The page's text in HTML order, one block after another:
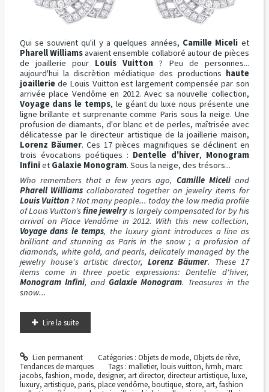
Qui se souvient qu'il y a quelques années, Camille Miceli et
Pharell Williamsavaient ensemble collaboré autour de pièces
de joaillerie pour Louis Vuitton? Peu de personnes...
aujourd'hui la discrètion médiatique des productions haute
joailleriede Louis Vuitton est largement compensée par son
arrivée place Vendôme en 2012. Avec sa nouvelle collection,
Voyage dans le temps, le géant du luxe nous présente une
ligne brillante et surprenante comme Paris sous la neige. Une
profusion de diamants, d'or blanc et de perles, maîtrisée avec
délicatesse par le directeur artistique de la joaillerie maison,
Lorenz Bäumer. Ces 17 pièces magnifiques se déclinent en
trois évocations poétiques : Dentelle d'hiver, Monogram
Infiniet Galaxie Monogram. Sous la neige, des trésors...
Who remembers that a few years ago, Camille Miceliand
Pharell Williams collaborated together on jewelry items for
Louis Vuitton? Not many people... today the low media profile
of Louis Vuitton’sfine jewelryis largely compensated for by his
arrival on Place Vendôme in 2012. With this new collection,
Voyage dans le temps, the luxury giant introduces a line as
brilliant and stunning as Paris in the snow ; a profusion of
diamonds, white gold, and pearls, delicately managed by the
jewelry house's artistic director, Lorenz Bäumer. These 17
items come in three poetic expressions: Dentelle d'hiver,
Monogram Infini, andGalaxie Monogram. Treasures in the
snow...
Lire la suite
Lien permanent Catégories : Objets de mode, Objets de rêve,
Tendances de marques
Tags :malletier,louis vuitton,lvmh,marc
jacobs, fashion, mode, designer, art director, directeur artistique, luxe,
luxury, artistique, paris, place vendôme, boutique, store, art, fashion